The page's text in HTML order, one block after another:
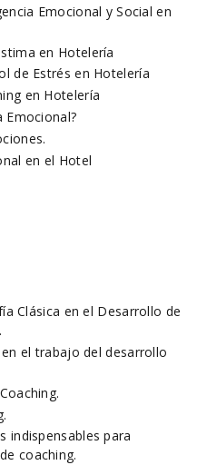
Emocional y Social en
en Hotelería
de Estrés en Hotelería
en Hotelería
Emocional?
en el Hotel
Clásica en el Desarrollo de
el trabajo del desarrollo
indispensables para
coaching.